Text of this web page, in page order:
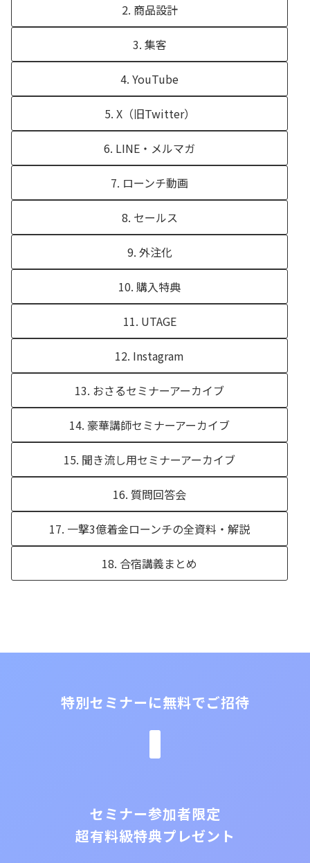
2. 商品設計
3. 集客
4. YouTube
5. X（旧Twitter）
6. LINE・メルマガ
7. ローンチ動画
8. セールス
9. 外注化
10. 購入特典
11. UTAGE
12. Instagram
13. おさるセミナーアーカイブ
14. 豪華講師セミナーアーカイブ
15. 聞き流し用セミナーアーカイブ
16. 質問回答会
17. 一撃3億着金ローンチの全資料・解説
18. 合宿講義まとめ
特別セミナーに無料でご招待